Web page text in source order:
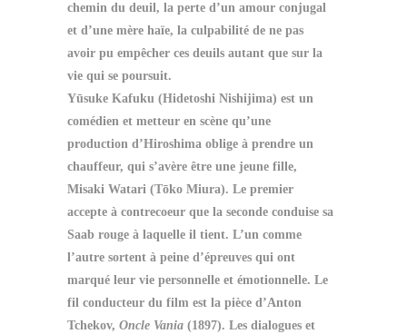
chemin du deuil, la perte d’un amour conjugal
et d’une mère haïe, la culpabilité de ne pas
avoir pu empêcher ces deuils autant que sur la
vie qui se poursuit.
Yūsuke Kafuku (Hidetoshi Nishijima) est un
comédien et metteur en scène qu’une
production d’Hiroshima oblige à prendre un
chauffeur, qui s’avère être une jeune fille,
Misaki Watari (Tōko Miura). Le premier
accepte à contrecoeur que la seconde conduise sa
Saab rouge à laquelle il tient. L’un comme
l’autre sortent à peine d’épreuves qui ont
marqué leur vie personnelle et émotionnelle. Le
fil conducteur du film est la pièce d’Anton
Tchekov, Oncle Vania (1897). Les dialogues et